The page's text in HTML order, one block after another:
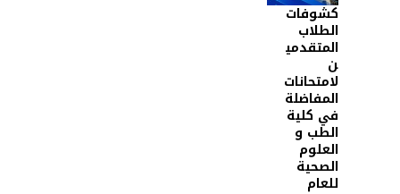
كشوفات
الطلاب
المتقدمي
ن
لامتحانات
المفاضلة
في كلية
الطب و
العلوم
الصحية
للعام